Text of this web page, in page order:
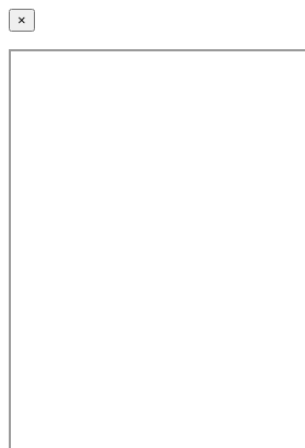
×